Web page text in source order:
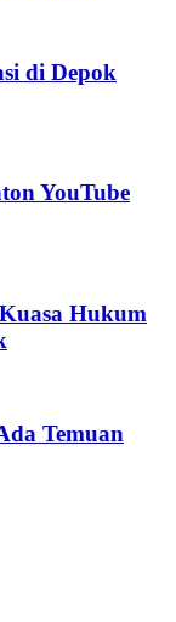
di Depok
YouTube
Hukum
Temuan